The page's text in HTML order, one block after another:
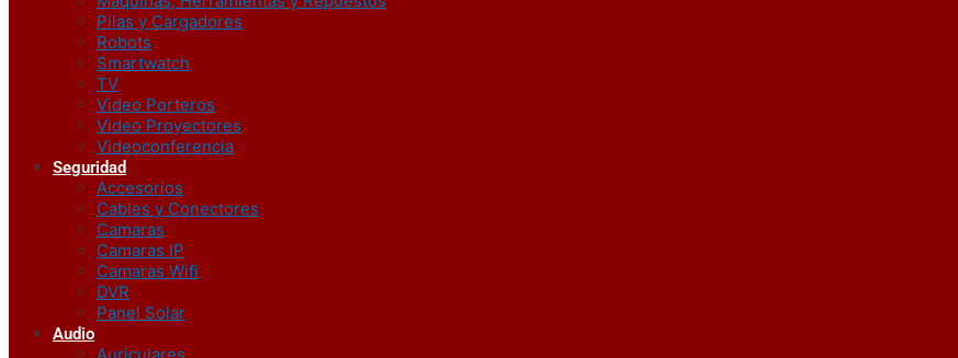
Pilas y Cargadores
Robots
Smartwatch
TV
Video Porteros
Video Proyectores
Videoconferencia
Seguridad
Accesorios
Cables y Conectores
Camaras
Camaras IP
Camaras Wifi
DVR
Panel Solar
Audio